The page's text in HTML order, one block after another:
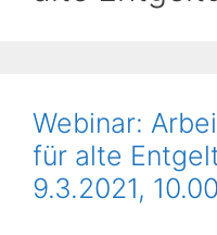
Webinar:
für alte
9.3.2021,